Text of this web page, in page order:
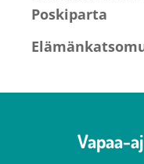
Poskiparta
Vapaa-